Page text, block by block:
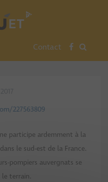
Contact
227563809
participe ardemment à la
le sud-est de la France.
pompiers auvergnats se
terrain.